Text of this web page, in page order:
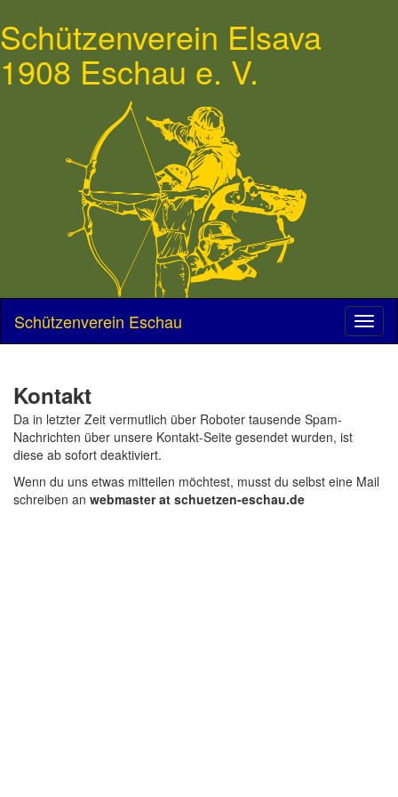
Schützenverein Elsava
1908 Eschau e. V.
Schützenverein Eschau
Kontakt
Da in letzter Zeit vermutlich über Roboter tausende Spam-
Nachrichten über unsere Kontakt-Seite gesendet wurden, ist
diese ab sofort deaktiviert.
Wenn du uns etwas mitteilen möchtest, musst du selbst eine Mail
schreiben an webmaster at schuetzen-eschau.de